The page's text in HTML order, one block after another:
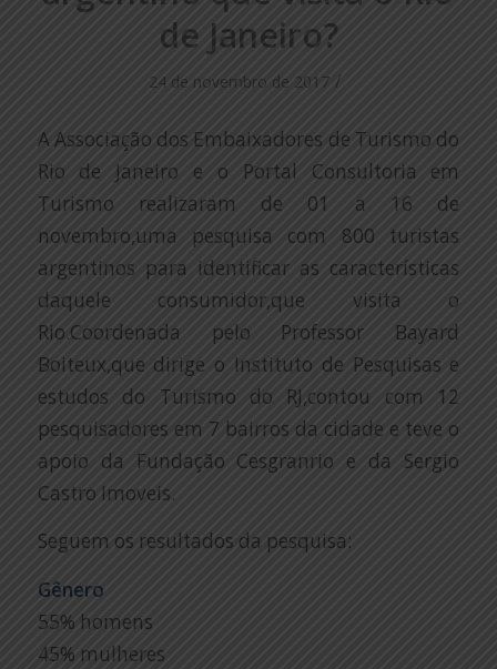
de Janeiro?
24 de novembro de 2017 /
A Associação dos Embaixadores de Turismo do
Rio de Janeiro e o Portal Consultoria em
Turismo realizaram de 01 a 16 de
novembro,uma pesquisa com 800 turistas
argentinos para identificar as características
daquele consumidor,que visita o
Rio.Coordenada pelo Professor Bayard
Boiteux,que dirige o Instituto de Pesquisas e
estudos do Turismo do RJ,contou com 12
pesquisadores em 7 bairros da cidade e teve o
apoio da Fundação Cesgranrio e da Sergio
Castro Imoveis.
Seguem os resultados da pesquisa:
Gênero
55% homens
45% mulheres